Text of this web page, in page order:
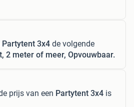
Partytent 3x4 de volgende
2 meter of meer, Opvouwbaar.
prijs van een Partytent 3x4 is